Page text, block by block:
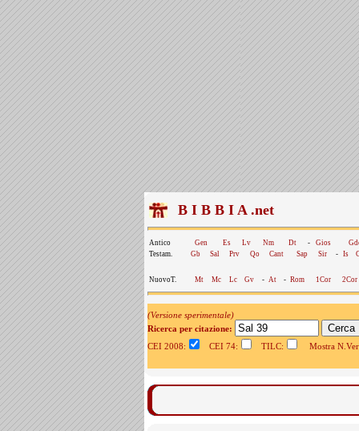
B I B B I A .net
Antico Gen Es Lv Nm Dt - Gios
Testam.
Gb Sal Prv Qo Cant Sap Sir - Is
NuovoT. Mt Mc Lc Gv - At - Rom 1Cor 2Cor
(Versione sperimentale)
Ricerca per citazione:
CEI 2008:
CEI 74: TILC: Mostra